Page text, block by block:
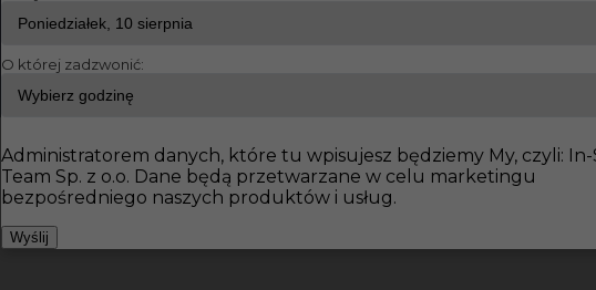
O której zadzwonić:
Administratorem danych, które tu wpisujesz będziemy My, czyli: In-
Team Sp. z o.o. Dane będą przetwarzane w celu marketingu
bezpośredniego naszych produktów i usług.
Wyślij